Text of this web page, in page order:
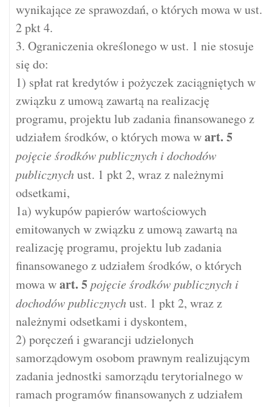
wynikające ze sprawozdań, o których mowa w ust.
2 pkt 4.
3. Ograniczenia określonego w ust. 1 nie stosuje
się do:
1) spłat rat kredytów i pożyczek zaciągniętych w
związku z umową zawartą na realizację
programu, projektu lub zadania finansowanego z
udziałem środków, o których mowa wart. 5
pojęcie środków publicznych i dochodów
publicznychust. 1 pkt 2, wraz z należnymi
odsetkami,
1a) wykupów papierów wartościowych
emitowanych w związku z umową zawartą na
realizację programu, projektu lub zadania
finansowanego z udziałem środków, o których
mowa wart. 5 pojęcie środków publicznych i
dochodów publicznychust. 1 pkt 2, wraz z
należnymi odsetkami i dyskontem,
2) poręczeń i gwarancji udzielonych
samorządowym osobom prawnym realizującym
zadania jednostki samorządu terytorialnego w
ramach programów finansowanych z udziałem